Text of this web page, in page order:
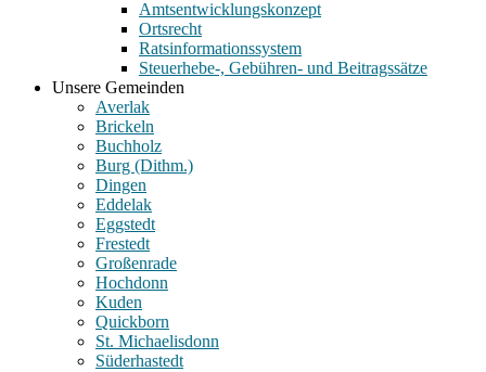
Amtsentwicklungskonzept
Ortsrecht
Ratsinformationssystem
Steuerhebe-, Gebühren- und Beitragssätze
Unsere Gemeinden
Averlak
Brickeln
Buchholz
Burg (Dithm.)
Dingen
Eddelak
Eggstedt
Frestedt
Großenrade
Hochdonn
Kuden
Quickborn
St. Michaelisdonn
Süderhastedt